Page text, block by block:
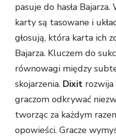
pasuje do hasła
karty są tasowane i
głosują, która karta ich
Bajarza. Kluczem do
równowagi między
skojarzenia. Dixit
graczom odkrywać
tworząc za każdym
opowieści. Gracze